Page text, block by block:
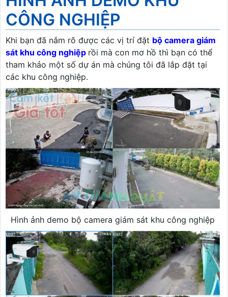
CÔNG NGHIỆP
Khi bạn đã nắm rõ được các vị trí đặt bộ camera giám
sát khu công nghiệp rồi mà con mơ hồ thì bạn có thể
tham khảo một số dự án mà chúng tôi đã lắp đặt tại
các khu công nghiệp.
Hình ảnh demo bộ camera giám sát khu công nghiệp